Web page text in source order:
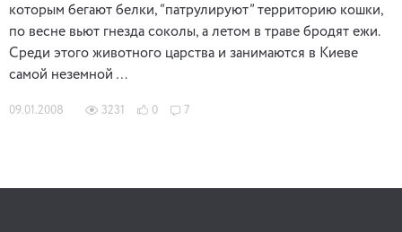
которым бегают белки, “патрулируют” территорию кошки,
по весне вьют гнезда соколы, а летом в траве бродят ежи.
Среди этого животного царства и занимаются в Киеве
самой неземной …
09.01.2008 3231 0 7